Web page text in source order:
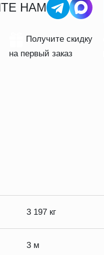
НАМ
Получите скидку
на первый заказ
3 197 кг
3 м